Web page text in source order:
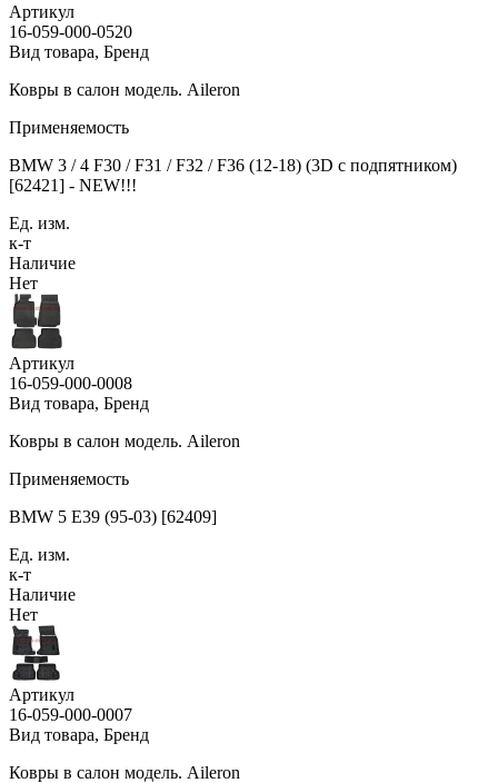
Артикул
16-059-000-0520
Вид товара, Бренд
Ковры в салон модель. Aileron
Применяемость
BMW 3 / 4 F30 / F31 / F32 / F36 (12-18) (3D с подпятником)
[62421] - NEW!!!
Ед. изм.
к-т
Наличие
Нет
Артикул
16-059-000-0008
Вид товара, Бренд
Ковры в салон модель. Aileron
Применяемость
BMW 5 E39 (95-03) [62409]
Ед. изм.
к-т
Наличие
Нет
Артикул
16-059-000-0007
Вид товара, Бренд
Ковры в салон модель. Aileron